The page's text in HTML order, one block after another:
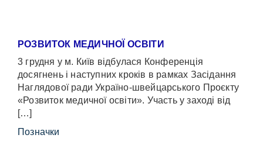
РОЗВИТОК МЕДИЧНОЇ ОСВІТИ
3 грудня у м. Київ відбулася Конференція
досягнень і наступних кроків в рамках Засідання
Наглядової ради Україно-швейцарського Проєкту
«Розвиток медичної освіти». Участь у заході від
[…]
Позначки